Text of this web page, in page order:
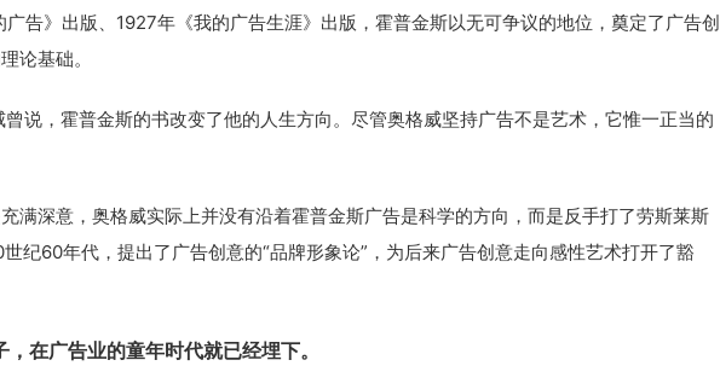
告》出版、1927年《我的广告生涯》出版，霍普金斯以无可争议的地位，奠定了广告创
论基础。
曾说，霍普金斯的书改变了他的人生方向。尽管奥格威坚持广告不是艺术，它惟一正当的
满深意，奥格威实际上并没有沿着霍普金斯广告是科学的方向，而是反手打了劳斯莱斯
纪60年代，提出了广告创意的“品牌形象论”，为后来广告创意走向感性艺术打开了豁
在广告业的童年时代就已经埋下。